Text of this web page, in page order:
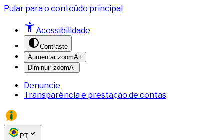
Pular para o conteúdo principal
Acessibilidade
Contraste
Aumentar zoomA+
Diminuir zoomA-
Denuncie
Transparência e prestação de contas
PT